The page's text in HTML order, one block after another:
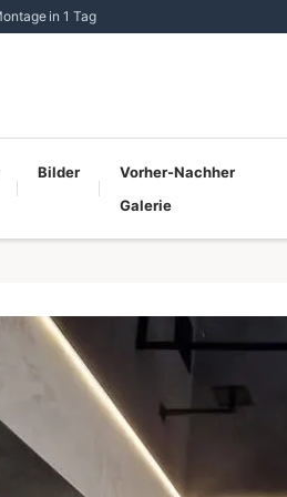
in 1 Tag
Bilder
Vorher-Nachher
Galerie